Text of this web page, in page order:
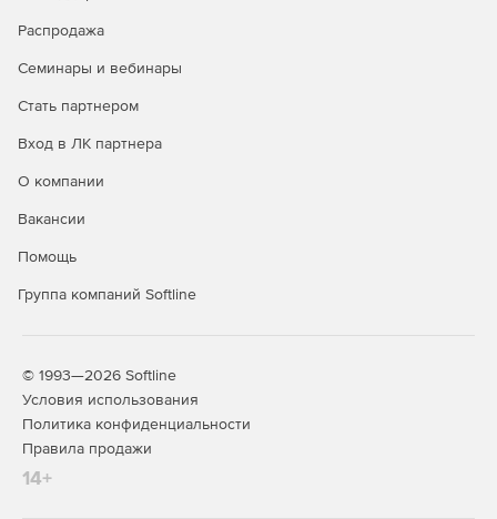
Подходит для работы как на корпоративных, так и на
личных мобильных устройствах.
Распродажа
Семинары и вебинары
Стать партнером
Вход в ЛК партнера
О компании
Вакансии
Помощь
Группа компаний Softline
© 1993—2026 Softline
Условия использования
Политика конфиденциальности
Правила продажи
14+